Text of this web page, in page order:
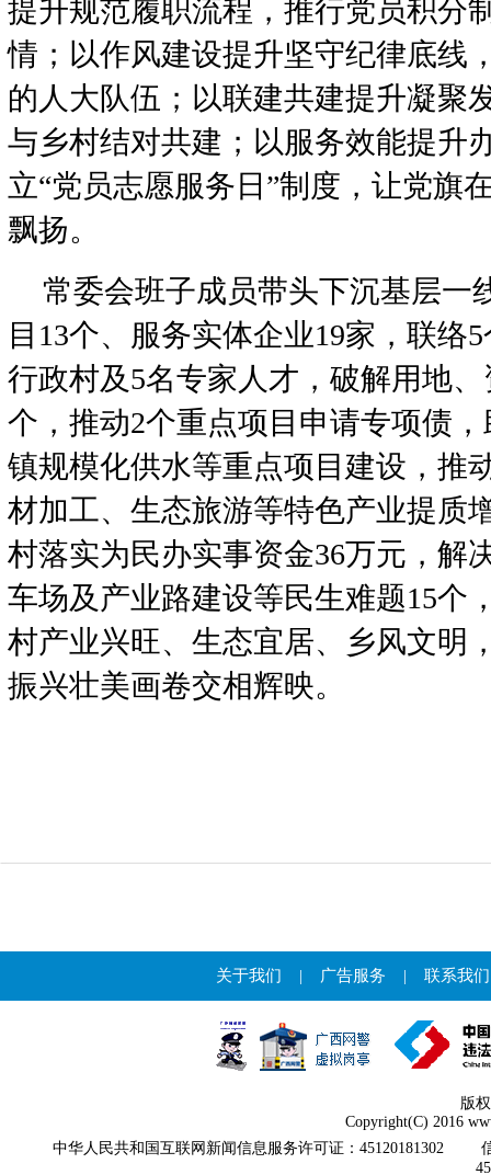
提升规范履职流程，推行党员积分
情；以作风建设提升坚守纪律底线
的人大队伍；以联建共建提升凝聚
与乡村结对共建；以服务效能提升
立“党员志愿服务日”制度，让党旗
飘扬。
常委会班子成员带头下沉基层一
目13个、服务实体企业19家，联络
行政村及5名专家人才，破解用地
个，推动2个重点项目申请专项债
镇规模化供水等重点项目建设，推
材加工、生态旅游等特色产业提质
村落实为民办实事资金36万元，解
车场及产业路建设等民生难题15个
村产业兴旺、生态宜居、乡风文明
振兴壮美画卷交相辉映。
关于我们 | 广告服务 | 联系我们
版
Copyright(C) 2016
中华人民共和国互联网新闻信息服务许可证：45120181302